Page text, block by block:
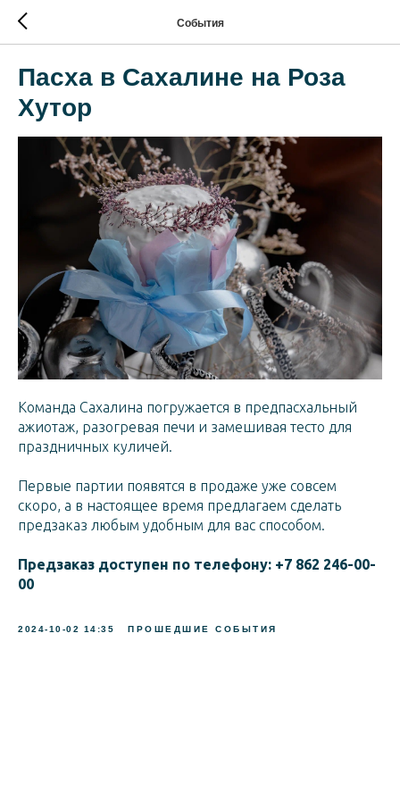
События
Пасха в Сахалине на Роза
Хутор
Команда Сахалина погружается в предпасхальный
ажиотаж, разогревая печи и замешивая тесто для
праздничных куличей.
Первые партии появятся в продаже уже совсем
скоро, а в настоящее время предлагаем сделать
предзаказ любым удобным для вас способом.
Предзаказ доступен по телефону: +7 862 246-00-
00
2024-10-02 14:35 ПРОШЕДШИЕ СОБЫТИЯ